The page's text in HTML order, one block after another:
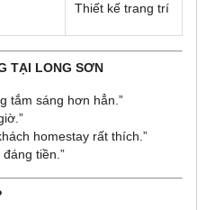
Thiết kế trang trí
TẠI LONG SƠN
tắm sáng hơn hẳn.”
homestay rất thích.”
tiền.”